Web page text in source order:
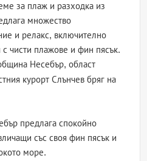
за плаж и разходка из
множество
и релакс, включително
чисти плажове и фин пясък.
Несебър, област
курорт Слънчев бряг на
предлага спокойно
със своя фин пясък и
море.